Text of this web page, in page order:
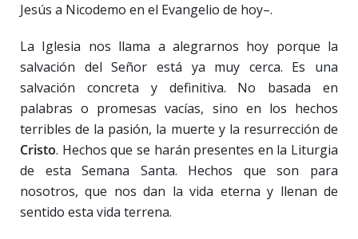
Jesús a Nicodemo en el Evangelio de hoy–.
La Iglesia nos llama a alegrarnos hoy porque la
salvación del Señor está ya muy cerca. Es una
salvación concreta y definitiva. No basada en
palabras o promesas vacías, sino en los hechos
terribles de la pasión, la muerte y la resurrección de
Cristo. Hechos que se harán presentes en la Liturgia
de esta Semana Santa. Hechos que son para
nosotros, que nos dan la vida eterna y llenan de
sentido esta vida terrena.